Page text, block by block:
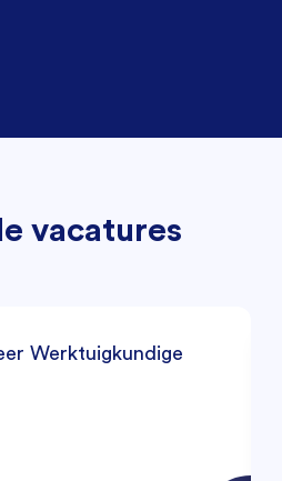
vacatures
Werktuigkundige